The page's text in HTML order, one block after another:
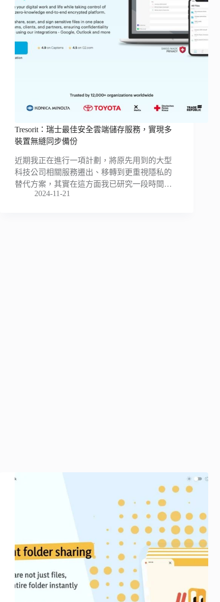
Tresorit：瑞士最佳安全雲端儲存服務，實現多
裝置無縫同步備份
近期我正在進行一項計劃，將原先用到的大型
科技公司相關服務遷出、移轉到更重視隱私的
替代方案，其實在這方面我已研究一段時間…
2024-11-21